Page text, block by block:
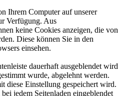
Ihrem Computer auf unserer
Verfügung. Aus
keine Cookies anzeigen, die von
Diese können Sie in den
einsehen.
dauerhaft ausgeblendet wird
wurde, abgelehnt werden.
diese Einstellung gespeichert wird.
jedem Seitenladen eingeblendet